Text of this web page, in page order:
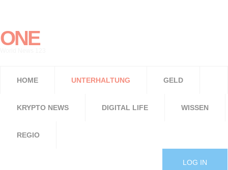
ONE
HOME UNTERHALTUNG GELD
KRYPTO NEWS DIGITAL LIFE WISSEN
REGIO
LOG IN